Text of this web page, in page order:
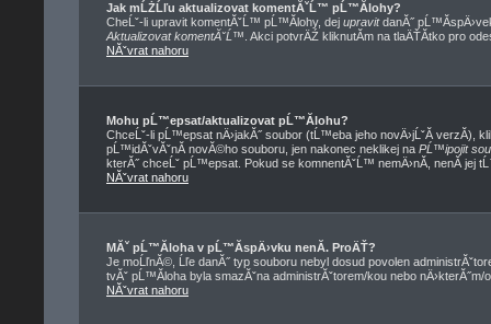
Jak mĹŻĹľu aktualizovat komentĂˇĹ™ pĹ™Ă­lohy?
CheĹˇ-li upravit komentĂˇĹ™ pĹ™Ă­lohy, dej upravitdanĂ˝
Aktualizovat komentĂˇĹ™ . Akci potvrÄŹ kliknutĂ­m na tlaÄŤĂ­tko pro
NĂˇvrat nahoru
Mohu pĹ™epsat/aktualizovat pĹ™Ă­lohu?
ChceĹˇ-li pĹ™epsat nÄ›jakĂ˝ soubor (tĹ™eba jeho novÄ›jĹˇĂ­ verzĂ­),
pĹ™idĂˇvĂˇnĂ­ novĂ©ho souboru, jen nakonec neklikej na PĹ™ipojit
kterĂ˝ chceĹˇ pĹ™epsat. Pokud se komnentĂˇĹ™ nemÄ›nĂ­, nenĂ­ jej
NĂˇvrat nahoru
MĂˇ pĹ™Ă­loha v pĹ™Ă­spÄ›vku nenĂ­. ProÄŤ?
Je moĹľnĂ©, Ĺľe danĂ˝ typ souboru nebyl dosud povolen
tvĂˇ pĹ™Ă­loha byla smazĂˇna administrĂˇtorem/kou nebo
NĂˇvrat nahoru